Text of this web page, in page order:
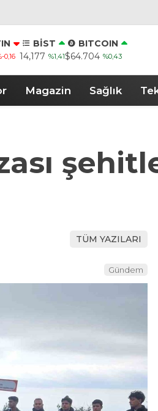
0,16
BİST
14,177 %1,41
BITCOIN
$64.704 %0,43
Magazin Sağlık
TÜM YAZILARI
Gündem